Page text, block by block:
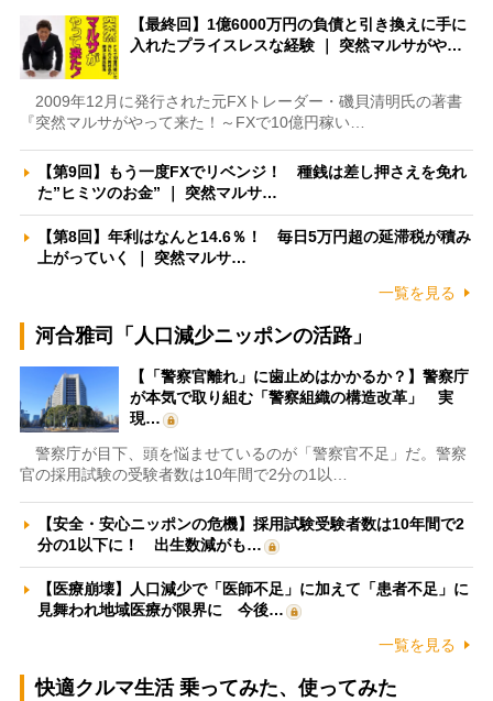
【最終回】1億6000万円の負債と引き換えに手に
入れたプライスレスな経験 ｜ 突然マルサがや…
2009年12月に発行された元FXトレーダー・磯貝清明氏の著書
『突然マルサがやって来た！～FXで10億円稼い…
【第9回】もう一度FXでリベンジ！ 種銭は差し押さえを免れ
た”ヒミツのお金” ｜ 突然マルサ…
【第8回】年利はなんと14.6％！ 毎日5万円超の延滞税が積み
上がっていく ｜ 突然マルサ…
一覧を見る
河合雅司「人口減少ニッポンの活路」
【「警察官離れ」に歯止めはかかるか？】警察庁
が本気で取り組む「警察組織の構造改革」 実
現…
警察庁が目下、頭を悩ませているのが「警察官不足」だ。警察
官の採用試験の受験者数は10年間で2分の1以…
【安全・安心ニッポンの危機】採用試験受験者数は10年間で2
分の1以下に！ 出生数減がも…
【医療崩壊】人口減少で「医師不足」に加えて「患者不足」に
見舞われ地域医療が限界に 今後…
一覧を見る
快適クルマ生活 乗ってみた、使ってみた